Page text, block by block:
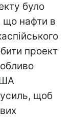
було
що нафти в
проект
щоб